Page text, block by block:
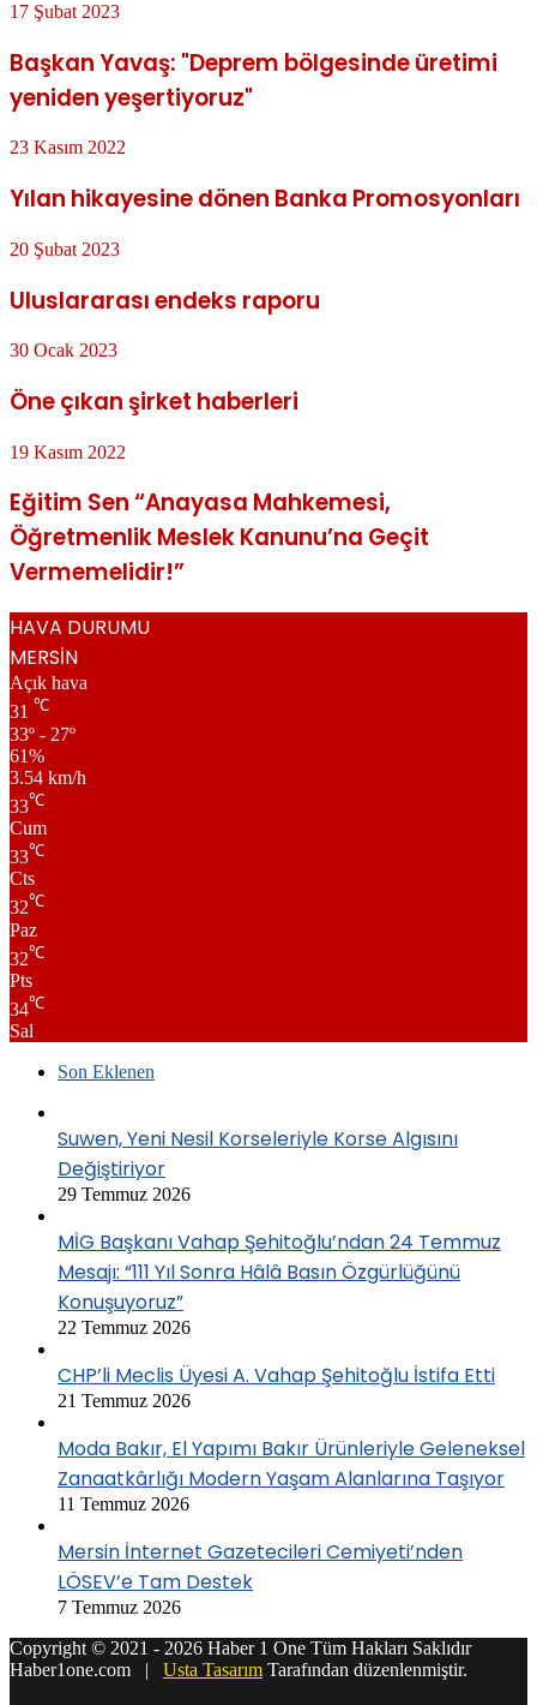
17 Şubat 2023
Başkan Yavaş: "Deprem bölgesinde üretimi
yeniden yeşertiyoruz"
23 Kasım 2022
Yılan hikayesine dönen Banka Promosyonları
20 Şubat 2023
Uluslararası endeks raporu
30 Ocak 2023
Öne çıkan şirket haberleri
19 Kasım 2022
Eğitim Sen “Anayasa Mahkemesi,
Öğretmenlik Meslek Kanunu’na Geçit
Vermemelidir!”
HAVA DURUMU
MERSİN
Açık hava
31 ℃
33º - 27º
61%
3.54 km/h
33℃
Cum
33℃
Cts
32℃
Paz
32℃
Pts
34℃
Sal
Son Eklenen
Suwen, Yeni Nesil Korseleriyle Korse Algısını
Değiştiriyor
29 Temmuz 2026
MİG Başkanı Vahap Şehitoğlu’ndan 24 Temmuz
Mesajı: “111 Yıl Sonra Hâlâ Basın Özgürlüğünü
Konuşuyoruz”
22 Temmuz 2026
CHP’li Meclis Üyesi A. Vahap Şehitoğlu İstifa Etti
21 Temmuz 2026
Moda Bakır, El Yapımı Bakır Ürünleriyle Geleneksel
Zanaatkârlığı Modern Yaşam Alanlarına Taşıyor
11 Temmuz 2026
Mersin İnternet Gazetecileri Cemiyeti’nden
LÖSEV’e Tam Destek
7 Temmuz 2026
Copyright © 2021 - 2026 Haber 1 One Tüm Hakları Saklıdır
Haber1one.com | Usta Tasarım Tarafından düzenlenmiştir.